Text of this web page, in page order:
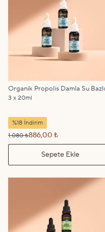
Organik Propolis Damla Su Bazlı
3 x 20ml
%18 İndirim
1.080 ₺886,00 ₺
Sepete Ekle